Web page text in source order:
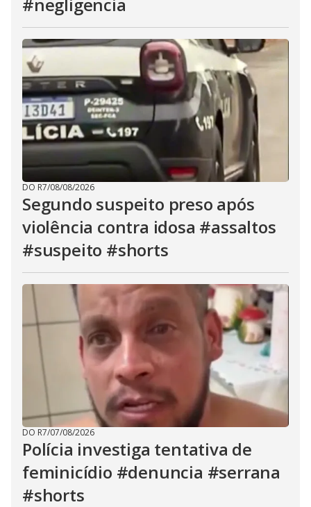
DO R7/08/08/2026
Segundo suspeito preso após
violência contra idosa #assaltos
#suspeito #shorts
DO R7/07/08/2026
Polícia investiga tentativa de
feminicídio #denuncia #serrana
#shorts